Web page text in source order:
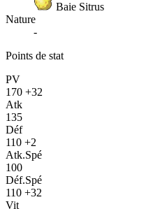
Baie Sitrus
Nature
-
Points de stat
PV
170 +32
Atk
135
Déf
110 +2
Atk.Spé
100
Déf.Spé
110 +32
Vit